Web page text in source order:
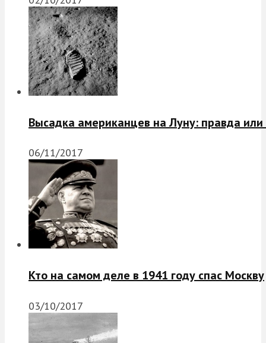
Высадка американцев на Луну: правда
06/11/2017
Кто на самом деле в 1941 году спас Москву
03/10/2017